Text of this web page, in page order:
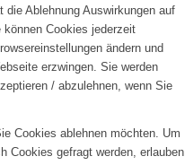
die Ablehnung Auswirkungen auf
Cookies jederzeit
ändern und
erzwingen. Sie werden
/ abzulehnen, wenn Sie
Cookies ablehnen möchten. Um
Cookies gefragt werden, erlauben